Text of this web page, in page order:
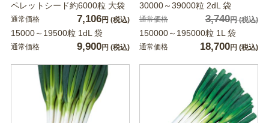
ペレットシード約6000粒 大袋
通常価格 7,106円 (税込)
15000～19500粒 1dL 袋
通常価格 9,900円 (税込)
30000～39000粒 2dL 袋
通常価格 3,740円(税込)
150000～195000粒 1L 袋
通常価格 18,700円 (税込)